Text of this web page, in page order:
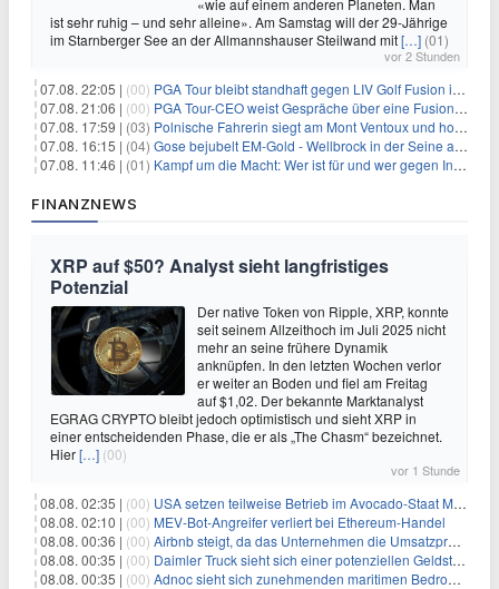
«wie auf einem anderen Planeten. Man
ist sehr ruhig – und sehr alleine». Am Samstag will der 29-Jährige
im Starnberger See an der Allmannshauser Steilwand mit[…] (01)
vor 2 Stunden
07.08. 22:05 | (00) PGA Tour bleibt standhaft gegen LIV Golf Fusion in einem sich wandelnden Sportumfeld
07.08. 21:06 | (00) PGA Tour-CEO weist Gespräche über eine Fusion mit LIV Golf zurück und bekräftigt die Wettbewerbslandschaft
07.08. 17:59 | (03) Polnische Fahrerin siegt am Mont Ventoux und holt Tour-Gelb
07.08. 16:15 | (04) Gose bejubelt EM-Gold - Wellbrock in der Seine ausgebremst
07.08. 11:46 | (01) Kampf um die Macht: Wer ist für und wer gegen Infantino?
FINANZNEWS
XRP auf $50? Analyst sieht langfristiges
Potenzial
Der native Token von Ripple, XRP, konnte
seit seinem Allzeithoch im Juli 2025 nicht
mehr an seine frühere Dynamik
anknüpfen. In den letzten Wochen verlor
er weiter an Boden und fiel am Freitag
auf $1,02. Der bekannte Marktanalyst
EGRAG CRYPTO bleibt jedoch optimistisch und sieht XRP in
einer entscheidenden Phase, die er als „The Chasm“ bezeichnet.
Hier[…] (00)
vor 1 Stunde
08.08. 02:35 | (00) USA setzen teilweise Betrieb im Avocado-Staat Michoacán in Mexiko wieder in Gang
08.08. 02:10 | (00) MEV-Bot-Angreifer verliert bei Ethereum-Handel
08.08. 00:36 | (00) Airbnb steigt, da das Unternehmen die Umsatzprognose anhebt und starkes Wachstum signalisiert
08.08. 00:35 | (00) Daimler Truck sieht sich einer potenziellen Geldstrafe von 1 Milliarde Euro aufgrund von EU-Emissionsvorschriften gegenüber
08.08. 00:35 | (00) Adnoc sieht sich zunehmenden maritimen Bedrohungen angesichts regionaler Spannungen gegenüber